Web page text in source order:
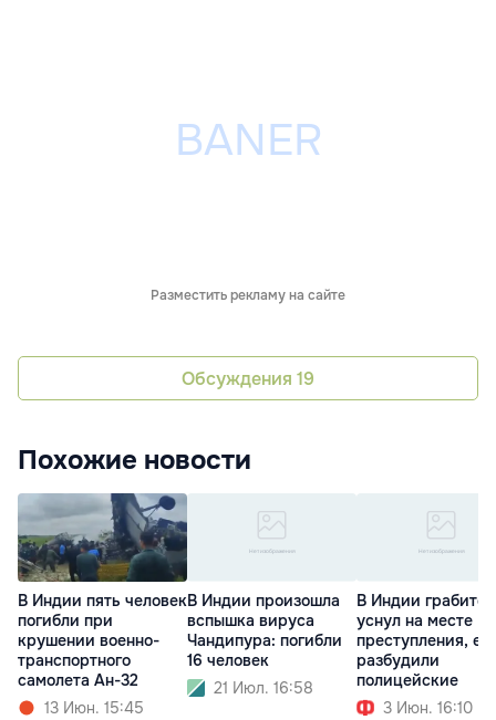
Разместить рекламу на сайте
Обсуждения 19
Похожие новости
В Индии пять человек
погибли при
крушении военно-
транспортного
самолета Ан-32
13 Июн. 15:45
В Индии произошла
вспышка вируса
Чандипура: погибли
16 человек
21 Июл. 16:58
В Индии
уснул на месте
преступления, его
разбудили
полицейские
3 Июн. 16:10